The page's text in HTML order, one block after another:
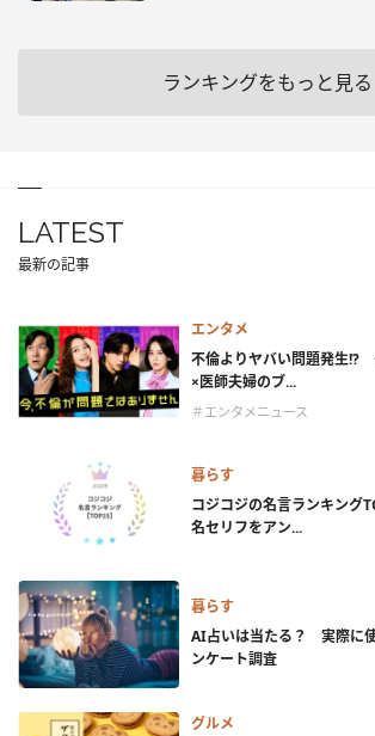
ランキングをもっと見る
LATEST
最新の記事
エンタメ
不倫よりヤバい問題発生!?
×医師夫婦のブ...
＃エンタメニュース
暮らす
コジコジの名言ランキン
名セリフをアン...
暮らす
AI占いは当たる？ 実際に
ンケート調査
グルメ